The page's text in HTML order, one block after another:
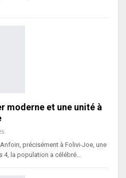
moderne et une unité à
précisément à Folivi-Joe, une
la population a célébré…